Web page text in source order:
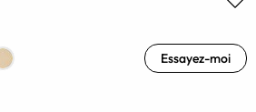
Essayez-moi